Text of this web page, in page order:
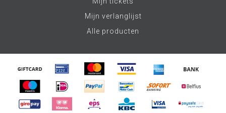
Mijn verlanglijst
Alle producten